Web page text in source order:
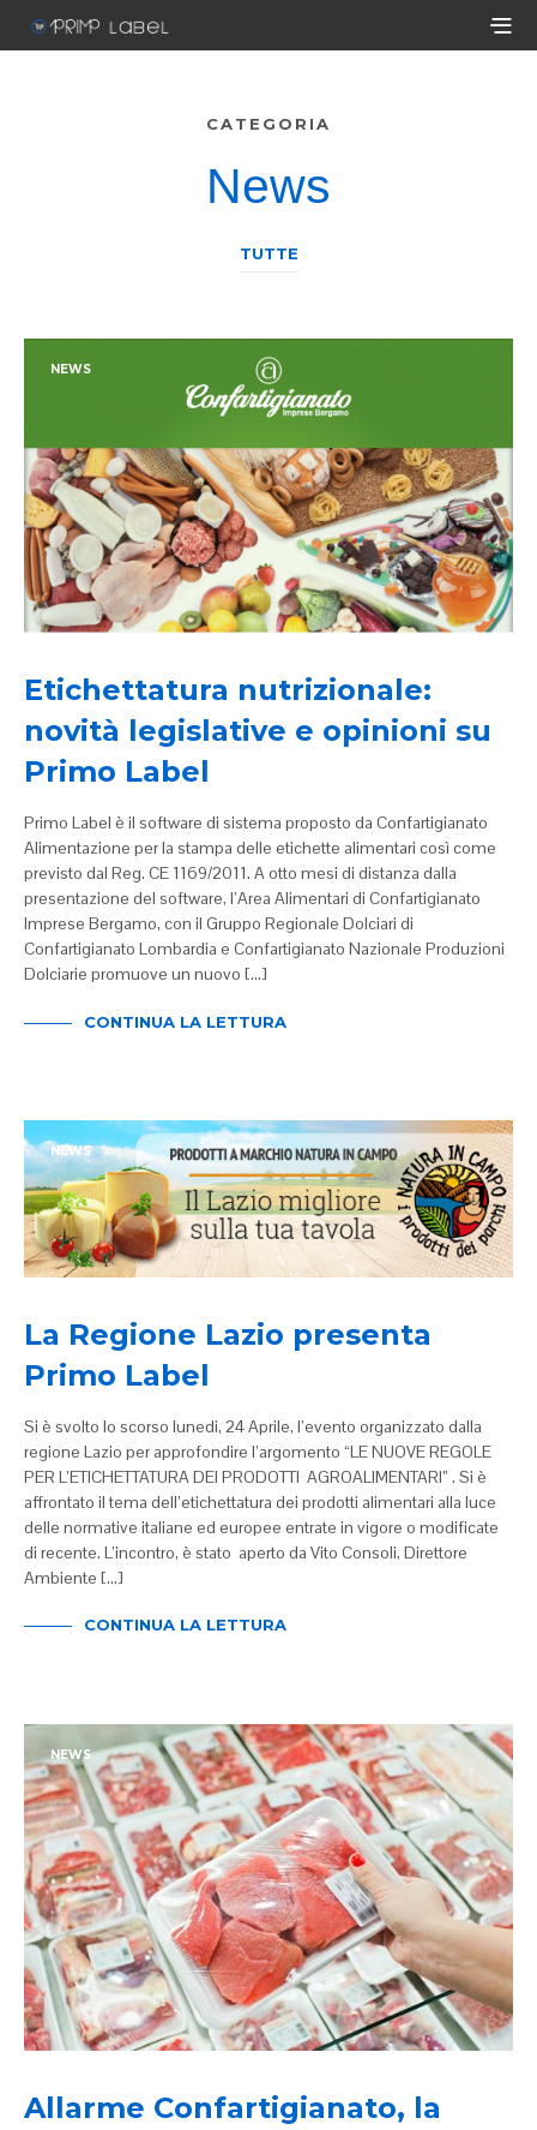
CATEGORIA
News
TUTTE
NEWS
Etichettatura nutrizionale:
novità legislative e opinioni su
Primo Label
Primo Label è il software di sistema proposto da Confartigianato
Alimentazione per la stampa delle etichette alimentari così come
previsto dal Reg. CE 1169/2011. A otto mesi di distanza dalla
presentazione del software, l’Area Alimentari di Confartigianato
Imprese Bergamo, con il Gruppo Regionale Dolciari di
Confartigianato Lombardia e Confartigianato Nazionale Produzioni
Dolciarie promuove un nuovo […]
CONTINUA LA LETTURA
NEWS
La Regione Lazio presenta
Primo Label
Si è svolto lo scorso lunedi, 24 Aprile, l’evento organizzato dalla
regione Lazio per approfondire l’argomento “LE NUOVE REGOLE
PER L’ETICHETTATURA DEI PRODOTTI AGROALIMENTARI” . Si è
affrontato il tema dell’etichettatura dei prodotti alimentari alla luce
delle normative italiane ed europee entrate in vigore o modificate
di recente. L’incontro, è stato aperto da Vito Consoli, Direttore
Ambiente […]
CONTINUA LA LETTURA
NEWS
Allarme Confartigianato, la